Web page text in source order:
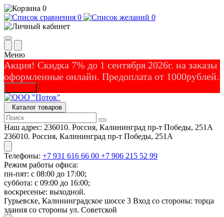
0
0
0
Меню
Акция! Скидка 7% до 1 сентября 2026г. на заказы
оформленные онлайн. Предоплата от 1000рублей.
Каталог товаров
Наш адрес: 236010. Россия, Калининград пр-т Победы, 251А
236010. Россия, Калининград пр-т Победы, 251А
Телефоны: +7 931 616 66 00 +7 906 215 52 99
Режим работы офиса:
пн-пят: с 08:00 до 17:00;
суббота: с 09:00 до 16:00;
воскресенье: выходной.
Гурьевске, Калининградское шоссе 3 Вход со стороны: торца
здания со стороны ул. Советской